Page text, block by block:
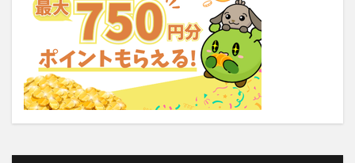
食べチョクフルーツセレクト ニューバランス
グラニフ ヒツジのいらない枕
資生堂エッセンススキンセッティングパウダー
mitas for men(ミタスフォーメン) サカムケア
ミライスピーカー
フェミッシュプレミアムホイップ エールマカ